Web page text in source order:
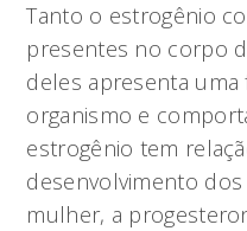
Tanto o estrogênio
presentes no corpo
deles apresenta uma
organismo e
estrogênio tem
desenvolvimento
mulher, a